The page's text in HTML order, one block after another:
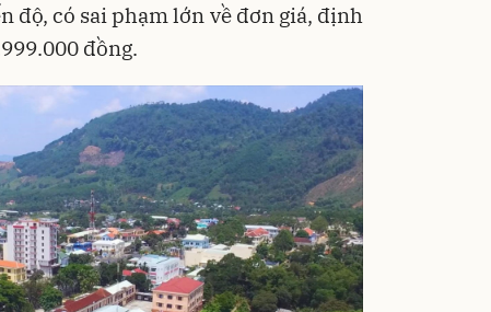
có sai phạm lớn về đơn giá, định
đồng.